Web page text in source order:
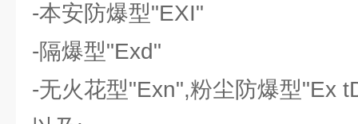
-本安防爆型"EXI"
-隔爆型"Exd"
-无火花型"Exn",粉尘防爆型"Ex